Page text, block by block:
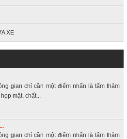
XE
gian chỉ cần một điểm nhấn là tấm thảm
mặt, chất...
gian chỉ cần một điểm nhấn là tấm thảm